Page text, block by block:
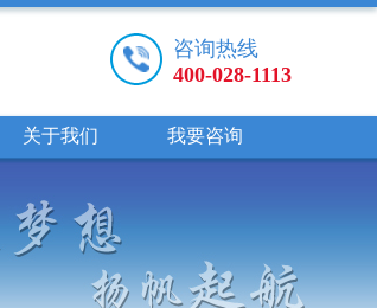
咨询热线
400-028-1113
关于我们 我要咨询